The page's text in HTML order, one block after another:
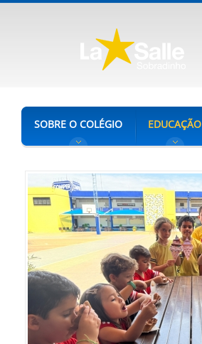
SOBRE O COLÉGIO EDUCAÇÃO